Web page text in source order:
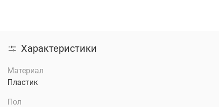
Характеристики
Материал
Пластик
Пол